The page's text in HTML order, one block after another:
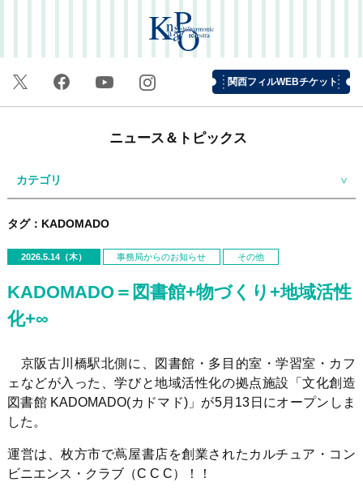
関西フィルWEBチケット
ニュース＆トピックス
カテゴリ
タグ：KADOMADO
2026.5.14（木） 事務局からのお知らせ その他
KADOMADO＝図書館+物づくり+地域活性
化+∞
京阪古川橋駅北側に、図書館・多目的室・学習室・カフ
ェなどが入った、学びと地域活性化の拠点施設「文化創造
図書館 KADOMADO(カドマド)」が5月13日にオープンしま
した。
運営は、枚方市で蔦屋書店を創業されたカルチュア・コン
ビニエンス・クラブ（C C C）！！